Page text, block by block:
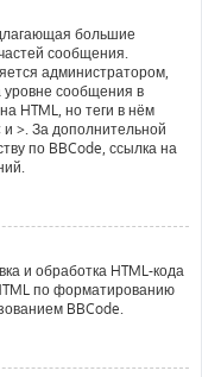
большие
сообщения.
администратором,
уровне сообщения в
HTML, но теги в нём
и >. За дополнительной
по BBCode, ссылка на
и обработка HTML-кода
по форматированию
BBCode.